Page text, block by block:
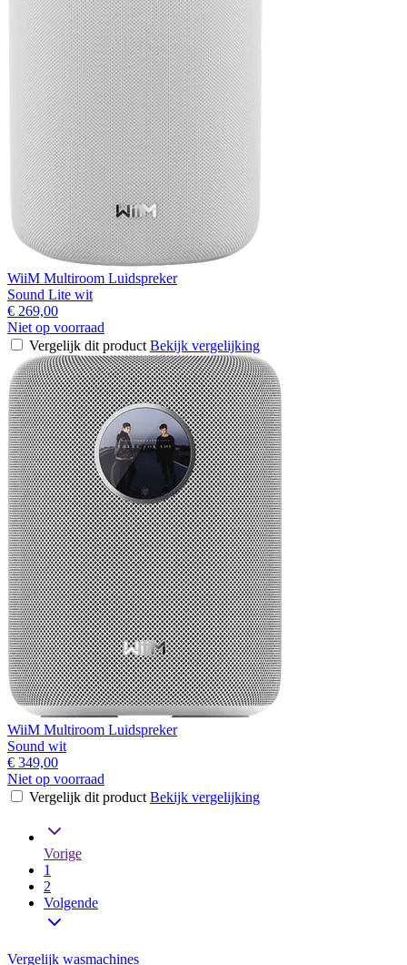
WiiM Multiroom Luidspreker
Sound Lite wit
€ 269,00
Niet op voorraad
Vergelijk dit product Bekijk vergelijking
WiiM Multiroom Luidspreker
Sound wit
€ 349,00
Niet op voorraad
Vergelijk dit product Bekijk vergelijking
Vorige
1
2
Volgende
Vergelijk wasmachines